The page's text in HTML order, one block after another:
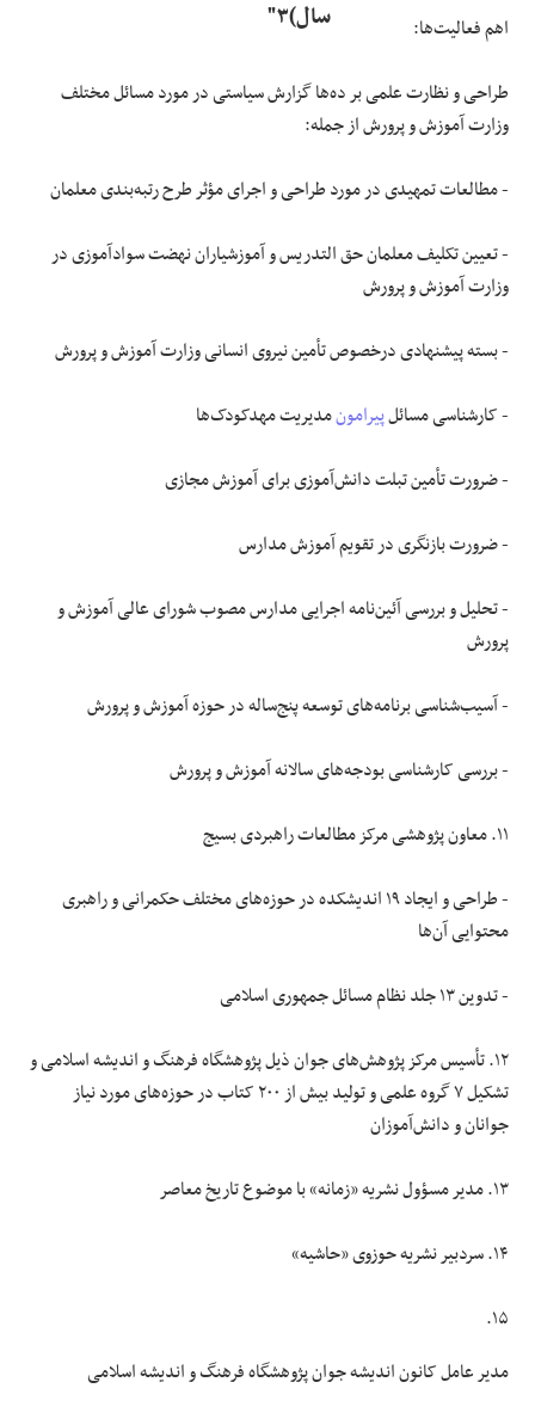
سال)۳" اهم فعالیت‌ها:
طراحی و نظارت علمی بر ده‌ها گزارش سیاستی در مورد مسائل مختلف
وزارت آموزش و پرورش از جمله:
- مطالعات تمهیدی در مورد طراحی و اجرای مؤثر طرح رتبه‌بندی معلمان
- تعیین تکلیف معلمان حق التدریس و آموزشیاران نهضت سوادآموزی در
وزارت آموزش و پرورش
- بسته پیشنهادی درخصوص تأمین نیروی انسانی وزارت آموزش و پرورش
- کارشناسی مسائلپیرامونمدیریت مهدکودک‌ها
- ضرورت تأمین تبلت دانش‌آموزی برای آموزش مجازی
- ضرورت بازنگری در تقویم آموزش مدارس
- تحلیل و بررسی آئین‌نامه اجرایی مدارس مصوب شورای عالی آموزش و
پرورش
- آسیب‌شناسی برنامه‌های توسعه پنج‌ساله در حوزه آموزش و پرورش
- بررسی کارشناسی بودجه‌های سالانه آموزش و پرورش
۱۱. معاون پژوهشی مرکز مطالعات راهبردی بسیج
- طراحی و ایجاد ۱۹ اندیشکده در حوزه‌های مختلف حکمرانی و راهبری
محتوایی آن‌ها
- تدوین ۱۳ جلد نظام مسائل جمهوری اسلامی
۱۲. تأسیس مرکز پژوهش‌های جوان ذیل پژوهشگاه فرهنگ و اندیشه اسلامی و
تشکیل ۷ گروه علمی و تولید بیش از ۲۰۰ کتاب در حوزه‌های مورد نیاز
جوانان و دانش‌آموزان
۱۳. مدیر مسؤول نشریه «زمانه» با موضوع تاریخ معاصر
۱۴. سردبیر نشریه حوزوی «حاشیه»
۱۵.
مدیر عامل کانون اندیشه جوان پژوهشگاه فرهنگ و اندیشه اسلامی